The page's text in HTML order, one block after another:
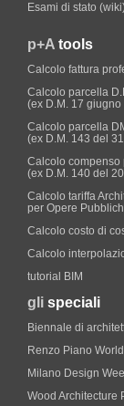
Esami di stato
p+A tools
Calcolo fattura
Calcolo parcella
(ex D.M. 17 giugno
Calcolo parcella
(ex D.M. 143 del
Calcolo compenso
(ex D.M. 140 del
Calcolo tariffa
per Opere
Calcolo costo di
Calcolo
tutorial BIM
gli speciali
Biennale di
Renzo Piano
Milano Design
Wood Architecture